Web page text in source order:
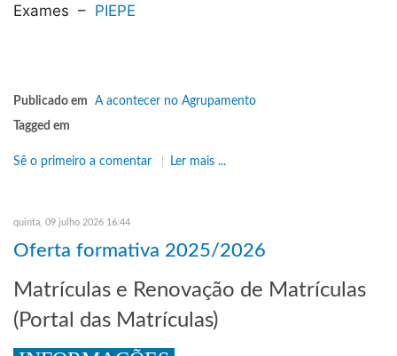
Exames – PIEPE
Publicado em
A acontecer no Agrupamento
Tagged em
Sê o primeiro a comentar Ler mais ...
quinta, 09 julho 2026 16:44
Oferta formativa 2025/2026
Matrículas e Renovação de Matrículas
(Portal das Matrículas)